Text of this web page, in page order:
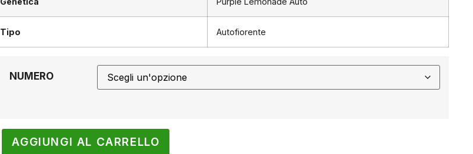
Tipo Autofiorente
NUMERO
AGGIUNGI AL CARRELLO